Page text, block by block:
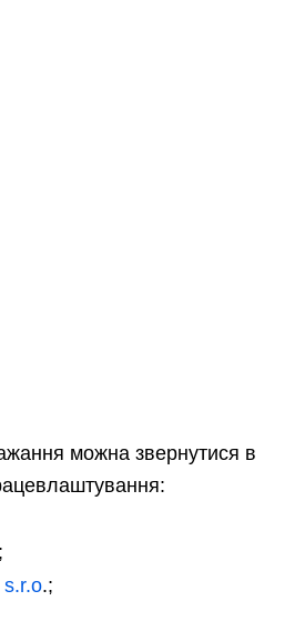
можна звернутися в
;
.;